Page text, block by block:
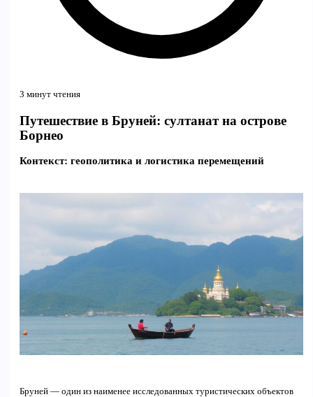
3 минут чтения
Путешествие в Бруней: султанат на острове
Борнео
Контекст: геополитика и логистика перемещений
Бруней — один из наименее исследованных туристических объектов